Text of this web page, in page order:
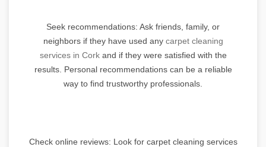
Seek recommendations: Ask friends, family, or
neighbors if they have used any carpet cleaning
services in Corkand if they were satisfied with the
results. Personal recommendations can be a reliable
way to find trustworthy professionals.
Check online reviews: Look for carpet cleaning services